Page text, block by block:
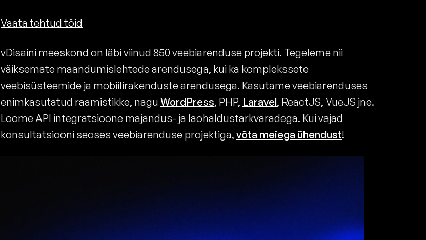
Vaata tehtud töid
vDisaini meeskond on läbi viinud 850 veebiarenduse projekti. Tegeleme nii
väiksemate maandumislehtede arendusega, kui ka komplekssete
veebisüsteemide ja mobiilirakenduste arendusega. Kasutame veebiarenduses
enimkasutatud raamistikke, nagu WordPress, PHP, Laravel, ReactJS, VueJS jne.
Loome API integratsioone majandus- ja laohaldustarkvaradega. Kui vajad
konsultatsiooni seoses veebiarenduse projektiga, võta meiega ühendust!